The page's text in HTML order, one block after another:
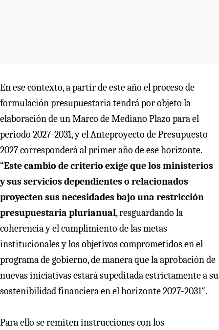
En ese contexto, a partir de este año el proceso de
formulación presupuestaria tendrá por objeto la
elaboración de un Marco de Mediano Plazo para el
periodo 2027-2031, y el Anteproyecto de Presupuesto
2027 corresponderá al primer año de ese horizonte.
“Este cambio de criterio exige que los ministerios
y sus servicios dependientes o relacionados
proyecten sus necesidades bajo una restricción
presupuestaria plurianual, resguardando la
coherencia y el cumplimiento de las metas
institucionales y los objetivos comprometidos en el
programa de gobierno, de manera que la aprobación de
nuevas iniciativas estará supeditada estrictamente a su
sostenibilidad financiera en el horizonte 2027-2031″.
Para ello se remiten instrucciones con los